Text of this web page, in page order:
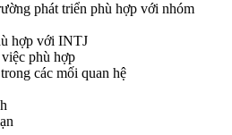
phát triển phù hợp với nhóm
hợp với INTJ
phù hợp
các mối quan hệ